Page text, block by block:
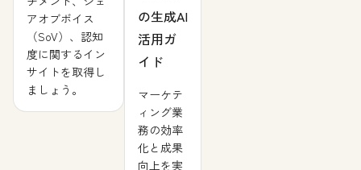
アオブボイス
（SoV）、認知
度に関するイン
サイトを取得し
ましょう。
の生成AI
活用ガ
イド
マーケテ
ィング業
務の効率
化と成果
向上を実